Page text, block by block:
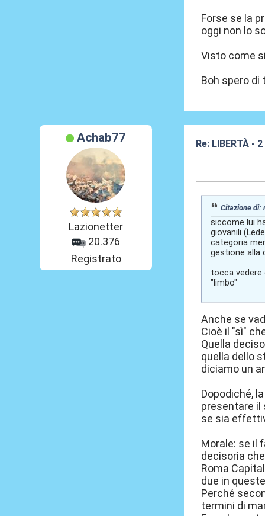
Forse se la
oggi non lo
Visto come
Boh spero di
Achab77
Lazionetter
20.376
Registrato
Re: LIBERTÀ -
Citazione di:
siccome lui
giovanili
categoria
gestione alla
tocca vedere
"limbo"
Anche se
Cioè il "sì"
Quella
quella dello
diciamo un
Dopodiché,
presentare il
se sia
Morale: se il
decisoria
Roma
due in
Perché
termini di